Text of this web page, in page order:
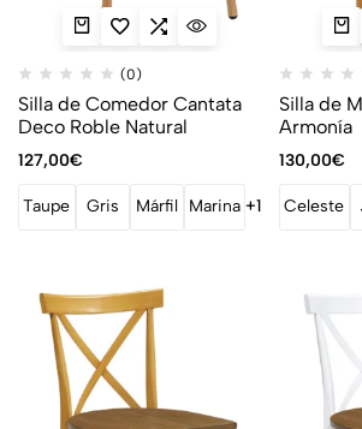
(0)
Silla de Comedor Cantata
Deco Roble Natural
127,00€
Taupe Gris Márfil Marina +1
Silla de
Armonía
130,00€
Celeste